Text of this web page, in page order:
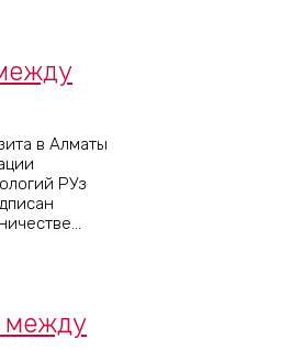
в Алматы
РУз
между